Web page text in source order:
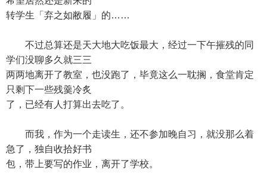
转学生「弃之如敝履」的……
不过总算还是天大地大吃饭最大，经过一下午摧残的同
学们没聊多久就三三
两两地离开了教室，也没跑了，毕竟这么一耽搁，食堂肯定
只剩下一些残羹冷炙
了，已经有人打算出去吃了。
而我，作为一个走读生，还不参加晚自习，就没那么着
急了，独自收拾好书
包，带上要写的作业，离开了学校。